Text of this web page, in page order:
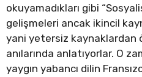
okuyamadıkları gibi
gelişmeleri ancak ikincil
yani yetersiz kaynaklardan
anılarında anlatıyorlar. O
yaygın yabancı dilin